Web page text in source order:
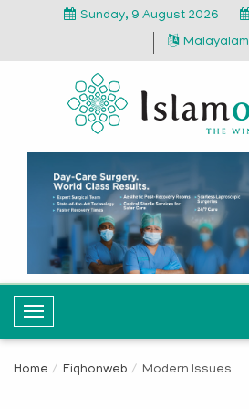
Sunday, 9 August 2026
Malayalam
T
o
Home Fiqhonweb Modern Issues